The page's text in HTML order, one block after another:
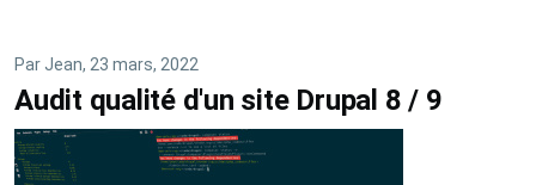
sous
thème
Drupal
10+
Olivero
Par Jean, 23 mars, 2022
Audit qualité d'un site Drupal 8 / 9